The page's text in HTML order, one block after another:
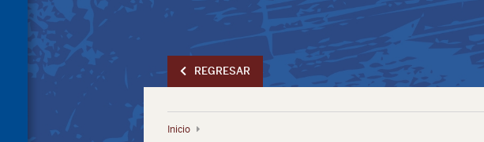
REGRESAR
Inicio